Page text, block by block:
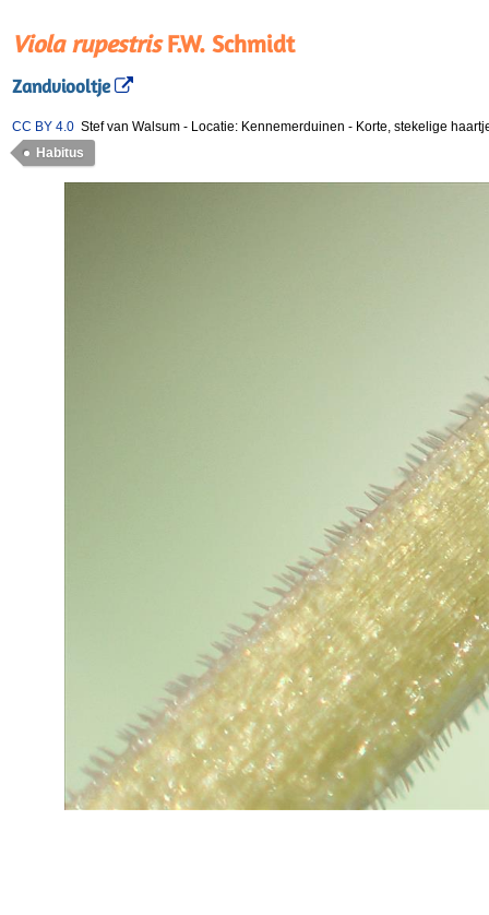
Viola rupestrisF.W. Schmidt
Zandviooltje
CC BY 4.0 Stef van Walsum - Locatie: Kennemerduinen - Korte, stekelige
Habitus